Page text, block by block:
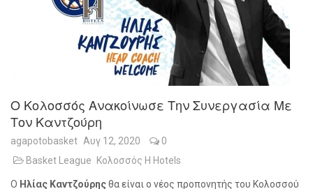
Ο Κολοσσός Ανακοίνωσε Την Συνεργασία Με
Τον Καντζούρη
agapotobasket Αυγ 12, 2020
0
Basket League
Κολοσσός H Hotels
Ο Ηλίας Καντζούρηςθα είναι ο νέος προπονητής του Κολοσσού